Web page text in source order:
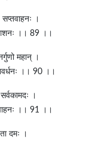
सप्तवाहनः ।
।। 89 ।।
महान् ।
।। 90 ।।
।
।। 91 ।।
दमः ।